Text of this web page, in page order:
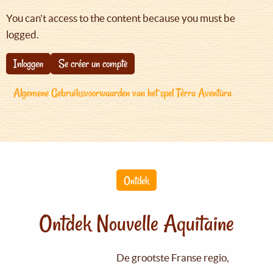
You can't access to the content because you must be
logged.
Inloggen
Se créer un compte
Algemene Gebruiksvoorwaarden van het spel Tèrra Aventura
Ontdek
Ontdek Nouvelle Aquitaine
De grootste Franse regio,